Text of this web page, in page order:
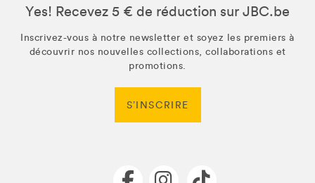
Yes! Recevez 5 € de réduction sur JBC.be
Inscrivez-vous à notre newsletter et soyez les premiers à
découvrir nos nouvelles collections, collaborations et
promotions.
S’INSCRIRE